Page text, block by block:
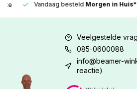
Vandaag besteldMorgen in Huis*
Veelgestelde
085-0600088
info@beamer-
reactie)